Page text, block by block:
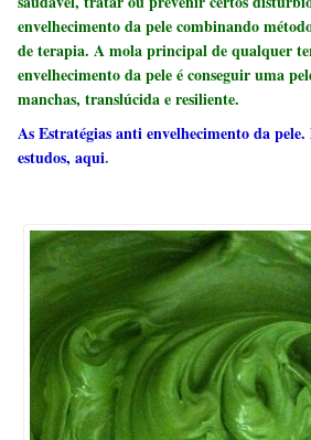
envelhecimento da pele combinando
de terapia. A mola principal de qualquer
envelhecimento da pele é conseguir uma
manchas, translúcida e resiliente.
As Estratégias anti envelhecimento da
estudos, aqui.